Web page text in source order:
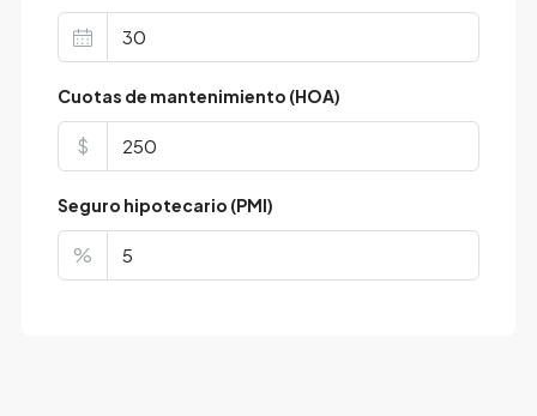
Cuotas de mantenimiento (HOA)
$
Seguro hipotecario (PMI)
%